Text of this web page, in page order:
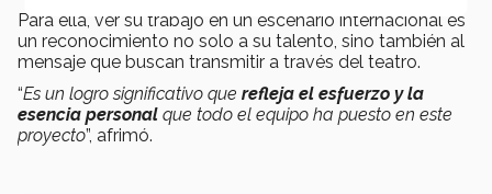
Para ella, ver su trabajo en un escenario internacional es
un reconocimiento no solo a su talento, sino también al
mensaje que buscan transmitir a través del teatro.
“Es un logro significativo que refleja el esfuerzo y la
esencia personal que todo el equipo ha puesto en este
proyecto”, afrimó.